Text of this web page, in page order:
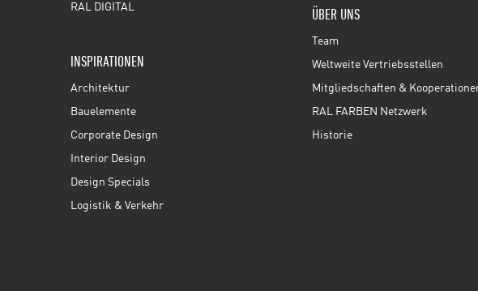
RAL DIGITAL
INSPIRATIONEN
Architektur
Bauelemente
Corporate Design
Interior Design
Design Specials
Logistik & Verkehr
ÜBER UNS
Team
Weltweite Vertriebsstellen
Mitgliedschaften &
RAL FARBEN Netzwerk
Historie